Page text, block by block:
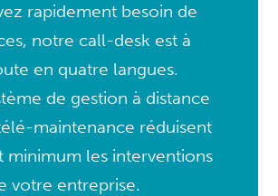
rapidement besoin de
notre call-desk est à
en quatre langues.
de gestion à distance
maintenance réduisent
minimum les interventions
votre entreprise.